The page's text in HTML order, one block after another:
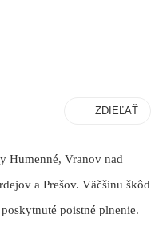
ZDIEĽAŤ
Humenné, Vranov nad
a Prešov. Väčšinu škôd
poistné plnenie.